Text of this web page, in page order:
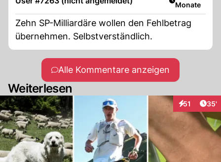
Monate
Zehn SP-Milliardäre wollen den Fehlbetrag
übernehmen. Selbstverständlich.
Alle Kommentare anzeigen
Weiterlesen
51
Interaktionen
35'